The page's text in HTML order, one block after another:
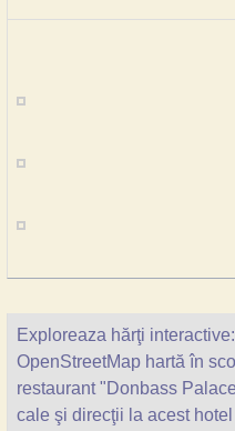
Exploreaza hărţi
OpenStreetMap hartă în
restaurant "Donbass
cale şi direcţii la acest